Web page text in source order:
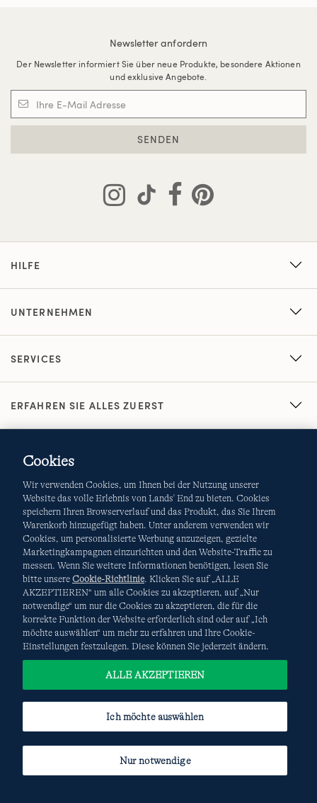
Newsletter anfordern
Der Newsletter informiert Sie über neue Produkte, besondere Aktionen
und exklusive Angebote.
SENDEN
HILFE
UNTERNEHMEN
SERVICES
ERFAHREN SIE ALLES ZUERST
AGB Datenschutz & Sicherheit
Cookies-Ich möchte auswählen Site Map
Internationale Websites
Diese Website ist durch reCAPTCHA geschützt. Es gelten die
DatenschutzerklärungundNutzungsbedingungen
Google.
Cookies
Wir verwenden Cookies, um Ihnen bei der Nutzung unserer
Website das volle Erlebnis von Lands' End zu bieten. Cookies
speichern Ihren Browserverlauf und das Produkt, das Sie Ihrem
Warenkorb hinzugefügt haben. Unter anderem verwenden wir
Cookies, um personalisierte Werbung anzuzeigen, gezielte
Marketingkampagnen einzurichten und den Website-Traffic zu
messen. Wenn Sie weitere Informationen benötigen, lesen Sie
bitte unsere Cookie-Richtlinie. Klicken Sie auf „ALLE
AKZEPTIEREN“ um alle Cookies zu akzeptieren, auf „Nur
notwendige“ um nur die Cookies zu akzeptieren, die für die
korrekte Funktion der Website erforderlich sind oder auf „Ich
möchte auswählen“ um mehr zu erfahren und Ihre Cookie-
Einstellungen festzulegen. Diese können Sie jederzeit ändern.
Ich möchte auswählen
Nur notwendige
ALLE AKZEPTIEREN